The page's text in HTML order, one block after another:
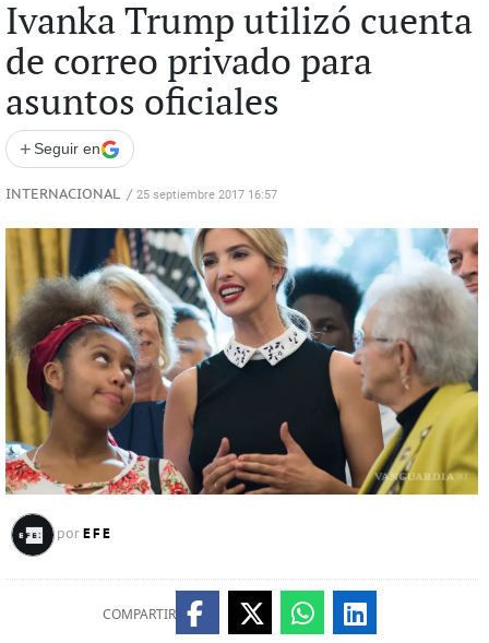
Ivanka Trump utilizó cuenta
de correo privado para
asuntos oficiales
+ Seguir en
INTERNACIONAL / 25 septiembre 2017 16:57
por EFE
COMPARTIR